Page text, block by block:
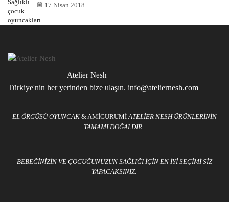
17 Nisan 2018
Atelier Nesh
Türkiye'nin her yerinden bize ulaşın. info@ateliernesh.com
EL ÖRGÜSÜ OYUNCAK & AMIGURUMIATELIER NESH ÜRÜNLERININ
TAMAMI DOĞALDIR.
BEBEĞINIZIN VE ÇOCUĞUNUZUN SAĞLIĞI IÇIN EN IYI SEÇIMI SIZ
YAPACAKSINIZ.